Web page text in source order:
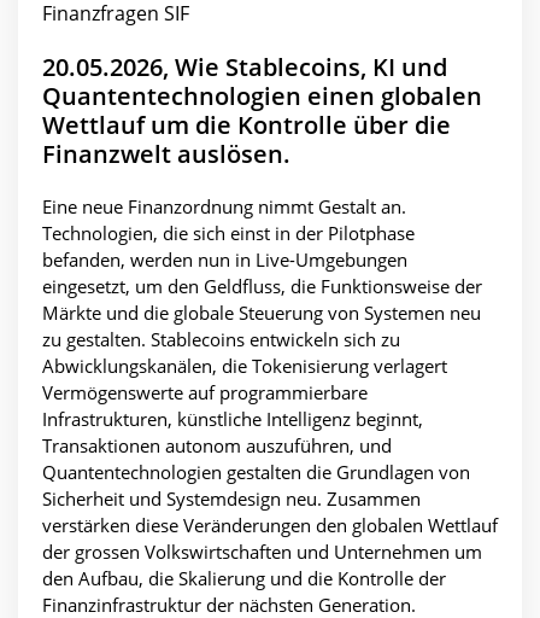
20.05.2026, Wie Stablecoins, KI und
Quantentechnologien einen globalen
Wettlauf um die Kontrolle über die
Finanzwelt auslösen.
Eine neue Finanzordnung nimmt Gestalt an.
Technologien, die sich einst in der Pilotphase
befanden, werden nun in Live-Umgebungen
eingesetzt, um den Geldfluss, die Funktionsweise der
Märkte und die globale Steuerung von Systemen neu
zu gestalten. Stablecoins entwickeln sich zu
Abwicklungskanälen, die Tokenisierung verlagert
Vermögenswerte auf programmierbare
Infrastrukturen, künstliche Intelligenz beginnt,
Transaktionen autonom auszuführen, und
Quantentechnologien gestalten die Grundlagen von
Sicherheit und Systemdesign neu. Zusammen
verstärken diese Veränderungen den globalen Wettlauf
der grossen Volkswirtschaften und Unternehmen um
den Aufbau, die Skalierung und die Kontrolle der
Finanzinfrastruktur der nächsten Generation.